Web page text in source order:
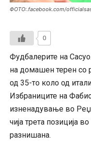
ФОТО:.facebook.com/
0
Фудбалерите на
на домашен терен со
од 35-то коло од
Избраниците на
изненадување во
чија трета позиција
разнишана.